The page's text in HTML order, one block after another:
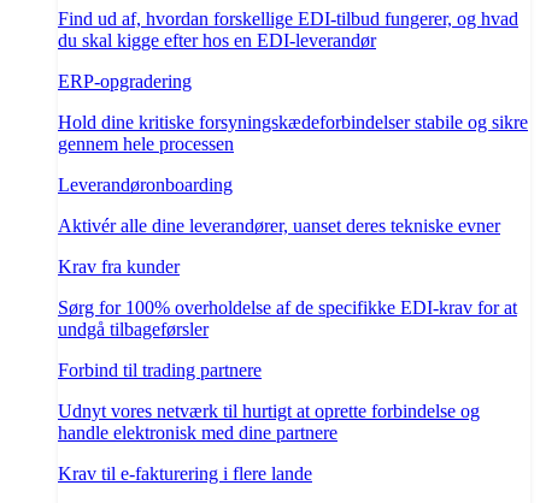
Find ud af, hvordan forskellige EDI-tilbud fungerer, og hvad
du skal kigge efter hos en EDI-leverandør
ERP-opgradering
Hold dine kritiske forsyningskædeforbindelser stabile og sikre
gennem hele processen
Leverandøronboarding
Aktivér alle dine leverandører, uanset deres tekniske evner
Krav fra kunder
Sørg for 100% overholdelse af de specifikke EDI-krav for at
undgå tilbageførsler
Forbind til trading partnere
Udnyt vores netværk til hurtigt at oprette forbindelse og
handle elektronisk med dine partnere
Krav til e-fakturering i flere lande